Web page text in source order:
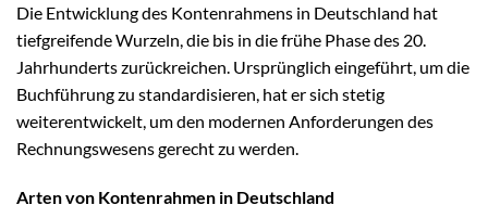
Die Entwicklung des Kontenrahmens in Deutschland hat
tiefgreifende Wurzeln, die bis in die frühe Phase des 20.
Jahrhunderts zurückreichen. Ursprünglich eingeführt, um die
Buchführung zu standardisieren, hat er sich stetig
weiterentwickelt, um den modernen Anforderungen des
Rechnungswesens gerecht zu werden.
Arten von Kontenrahmen in Deutschland